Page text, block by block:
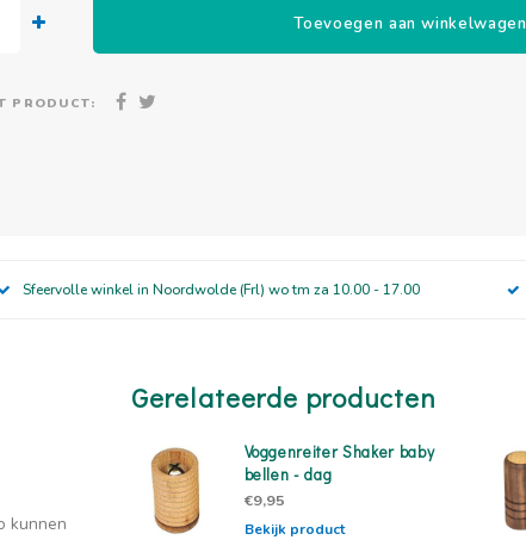
Toevoegen aan winkelwagen
PRODUCT:
Sfeervolle winkel in Noordwolde (Frl) wo tm za 10.00 - 17.00
kunnen
Gerelateerde producten
Voggenreiter Shaker baby
bellen - dag
€9,95
Bekijk product